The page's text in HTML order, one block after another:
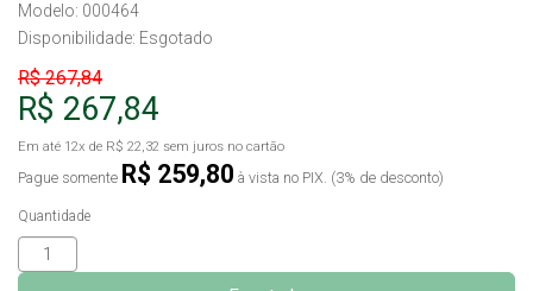
Modelo: 000464
Disponibilidade: Esgotado
R$ 267,84
R$ 267,84
Em até 12x de R$ 22,32 sem juros no cartão
Pague somente R$ 259,80 à vista no PIX. (3% de desconto)
Quantidade